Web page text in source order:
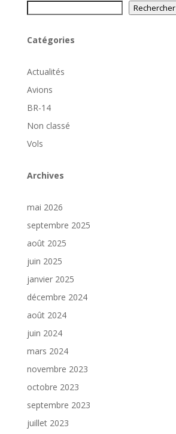
Rechercher
Catégories
Actualités
Avions
BR-14
Non classé
Vols
Archives
mai 2026
septembre 2025
août 2025
juin 2025
janvier 2025
décembre 2024
août 2024
juin 2024
mars 2024
novembre 2023
octobre 2023
septembre 2023
juillet 2023